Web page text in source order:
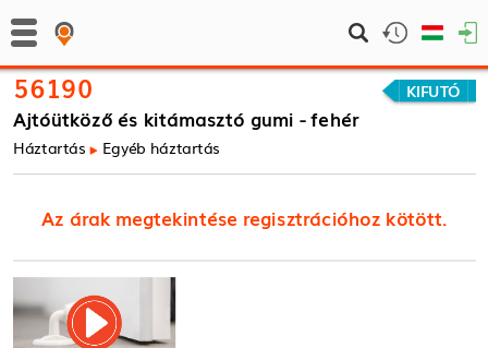
56190 KIFUTÓ
Ajtóütköző és kitámasztó gumi - fehér
Háztartás Egyéb háztartás
Az árak megtekintése regisztrációhoz kötött.